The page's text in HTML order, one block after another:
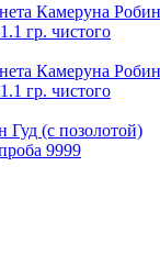
Гуд (с позолотой)
9999